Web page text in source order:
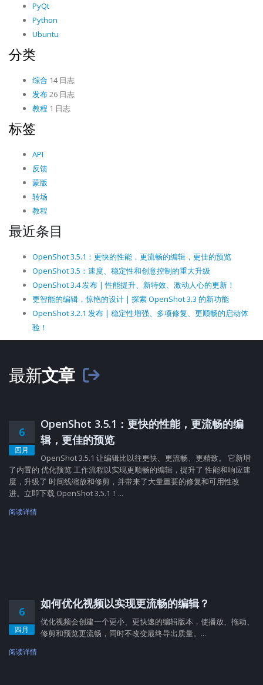
PyQt
Python
Ubuntu
分类
综合 14 日志
发布26 日志
教程 1 日志
标签
API
反馈
蒙版
转场
教程
最近条目
OpenShot 3.5.1：更快的性能，更流畅的编辑，更佳的预览
OpenShot 3.5：速度、稳定性和创意控制的重大升级
OpenShot 3.4 发布 | 性能提升、新特效、激动人心的更新！
更智能的编辑，惊艳的设计 | 探索 OpenShot 3.3 的新功能
OpenShot 3.2.1 发布 | 稳定性增强、多项修复、更顺畅的启动体
验！
最新文章
6
四月
OpenShot 3.5.1：更快的性能，更流畅的编
辑，更佳的预览
OpenShot 3.5.1 让编辑比以往更快、更流畅、更精致。 它新增
了内置的 优化预览 工作流程以实现更顺畅的编辑，提升了 性能和响应速
度，升级了 时间线缩放和修剪，并带来了大量重要的修复和可用性改
进。立即下载 OpenShot 3.5.1！...
阅读详情
6
四月
如何优化视频以实现更流畅的编辑？
优化视频会创建一个更小、更快速的编辑版本，使播放、拖动、
修剪和预览更流畅，同时不改变最终导出质量。...
阅读详情